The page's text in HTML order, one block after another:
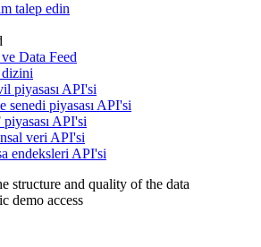
talep edin
Data Feed
piyasası API'si
senedi piyasası API'si
API'si
veri API'si
endeksleri API'si
structure and quality of the data
demo access